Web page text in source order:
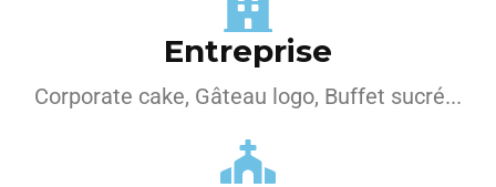
Entreprise
Corporate cake, Gâteau logo, Buffet sucré...